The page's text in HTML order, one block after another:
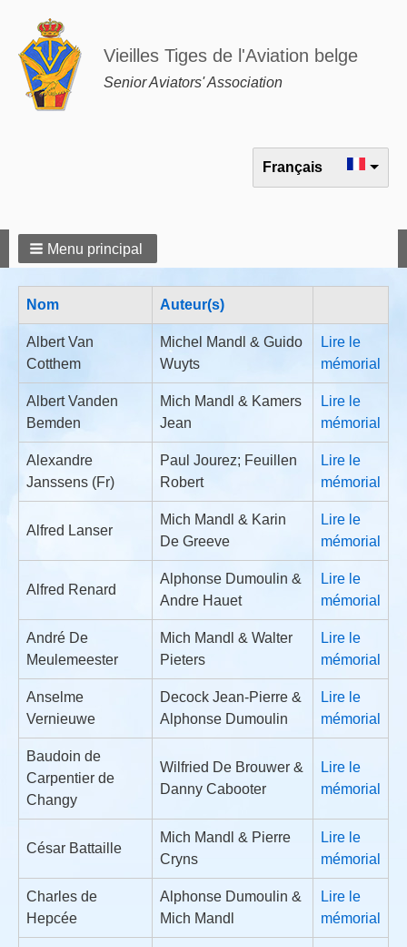
Vieilles Tiges de l'Aviation belge
Senior Aviators' Association
Select your language
Français
Menu principal
Nom Auteur(s)
Albert Van
Cotthem
Michel Mandl & Guido
Wuyts
Lire le
mémorial
Albert Vanden
Bemden
Mich Mandl & Kamers
Jean
Lire le
mémorial
Alexandre
Janssens (Fr)
Paul Jourez; Feuillen
Robert
Lire le
mémorial
Alfred Lanser
Mich Mandl & Karin
De Greeve
Lire le
mémorial
Alfred Renard
Alphonse Dumoulin &
Andre Hauet
Lire le
mémorial
André De
Meulemeester
Mich Mandl & Walter
Pieters
Lire le
mémorial
Anselme
Vernieuwe
Decock Jean-Pierre &
Alphonse Dumoulin
Lire le
mémorial
Baudoin de
Carpentier de
Changy
Wilfried De Brouwer &
Danny Cabooter
Lire le
mémorial
César Battaille
Mich Mandl & Pierre
Cryns
Lire le
mémorial
Charles de
Hepcée
Alphonse Dumoulin &
Mich Mandl
Lire le
mémorial